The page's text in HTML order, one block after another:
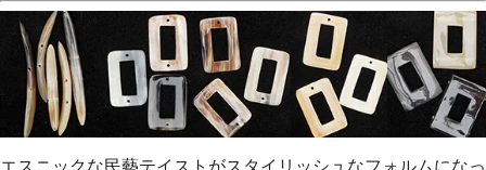
エスニックな民藝テイストがスタイリッシュなフォルムになっ